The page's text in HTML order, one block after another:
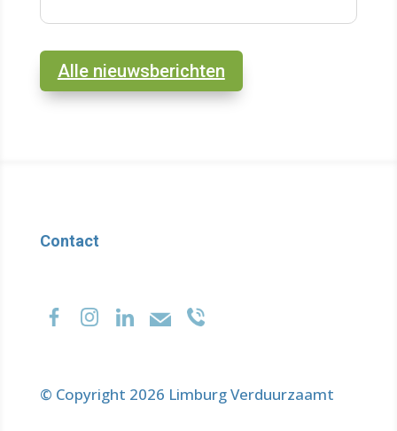
Alle nieuwsberichten
Contact
© Copyright 2026 Limburg Verduurzaamt